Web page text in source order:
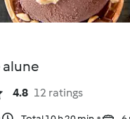
alune
4.8 12 ratings